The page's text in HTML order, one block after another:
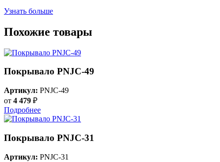
Узнать больше
Похожие товары
Покрывало PNJC-49
Артикул: PNJC-49
от 4 479 ₽
Подробнее
Покрывало PNJC-31
Артикул: PNJC-31